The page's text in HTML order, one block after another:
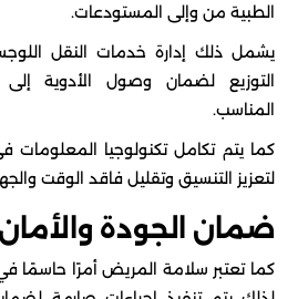
الطبية من وإلى المستودعات.
يشمل ذلك إدارة خدمات النقل
التوزيع لضمان وصول الأدوية
المناسب.
كما يتم تكامل تكنولوجيا المعلومات
لتعزيز التنسيق وتقليل فاقد الوقت
ضمان الجودة
كما تعتبر سلامة المريض أمرًا حاسمًا